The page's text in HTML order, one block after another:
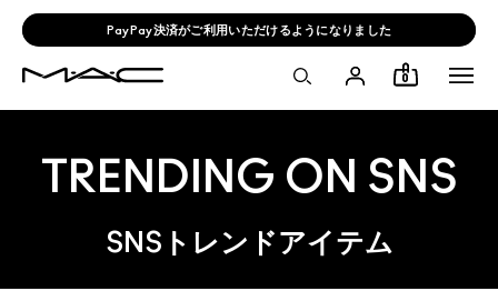
PayPay決済がご利用いただけるようになりました
0
TRENDING ON SNS
SNSトレンドアイテム